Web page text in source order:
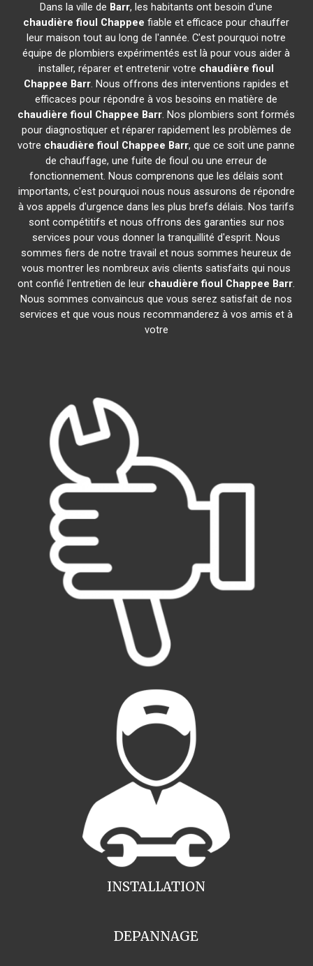
Dans la ville de Barr, les habitants ont besoin d'une
chaudière fioul Chappee fiable et efficace pour chauffer
leur maison tout au long de l'année. C'est pourquoi notre
équipe de plombiers expérimentés est là pour vous aider à
installer, réparer et entretenir votre chaudière fioul
Chappee Barr. Nous offrons des interventions rapides et
efficaces pour répondre à vos besoins en matière de
chaudière fioul Chappee Barr. Nos plombiers sont formés
pour diagnostiquer et réparer rapidement les problèmes de
votre chaudière fioul Chappee Barr, que ce soit une panne
de chauffage, une fuite de fioul ou une erreur de
fonctionnement. Nous comprenons que les délais sont
importants, c'est pourquoi nous nous assurons de répondre
à vos appels d'urgence dans les plus brefs délais. Nos tarifs
sont compétitifs et nous offrons des garanties sur nos
services pour vous donner la tranquillité d'esprit. Nous
sommes fiers de notre travail et nous sommes heureux de
vous montrer les nombreux avis clients satisfaits qui nous
ont confié l'entretien de leur chaudière fioul Chappee Barr.
Nous sommes convaincus que vous serez satisfait de nos
services et que vous nous recommanderez à vos amis et à
votre
INSTALLATION
DEPANNAGE